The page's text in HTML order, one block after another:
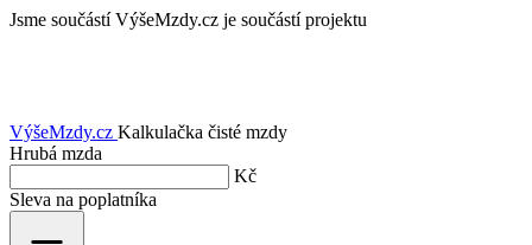
Jsme součástí VýšeMzdy.cz je součástí projektu
VýšeMzdy.cz Kalkulačka čisté mzdy
Hrubá mzda
Kč
Sleva na poplatníka